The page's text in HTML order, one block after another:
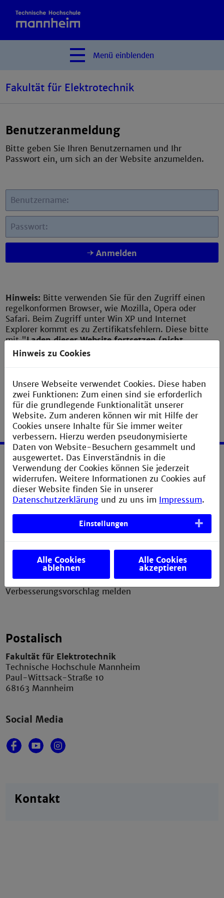
Menü einblenden
Fakultät für Elektrotechnik
Benutzeranmeldung
Bitte geben Sie Ihren Benutzernamen und Ihr
Passwort ein, um sich an der Website anzumelden.
Benutzername:
Passwort:
Anmelden
Hinweis: Bitte verwenden Sie für den Zugriff einen
regelkonformen Browser, wie Mozilla, Opera oder
Safari. Beim Zugriff unter Win XP und Internet
Explorer kommt es zu Zertifikatsfehlern. Diese bitte
mit "Laden dieser Website fortsetzen (nicht
empfohlen)" bestätigen.
Service
Impressum
Datenschutzerklärung
Bildnachweis
Verbesserungsvorschlag melden
Postalisch
Fakultät für Elektrotechnik
Technische Hochschule Mannheim
Paul-Wittsack-Straße 10
68163 Mannheim
Social Media
Kontakt
Hinweis zu Cookies
Unsere Webseite verwendet Cookies. Diese haben
zwei Funktionen: Zum einen sind sie erforderlich
für die grundlegende Funktionalität unserer
Website. Zum anderen können wir mit Hilfe der
Cookies unsere Inhalte für Sie immer weiter
verbessern. Hierzu werden pseudonymisierte
Daten von Website-Besuchern gesammelt und
ausgewertet. Das Einverständnis in die
Verwendung der Cookies können Sie jederzeit
widerrufen. Weitere Informationen zu Cookies auf
dieser Website finden Sie in unserer
Datenschutzerklärung und zu uns im Impressum.
Einstellungen
Alle Cookies
ablehnen
Alle Cookies
akzeptieren